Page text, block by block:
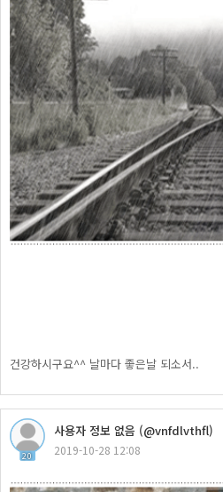
건강하시구요^^ 날마다 좋은날 되소서..
20
사용자 정보 없음 (@vnfdlvthfl)
2019-10-28 12:08